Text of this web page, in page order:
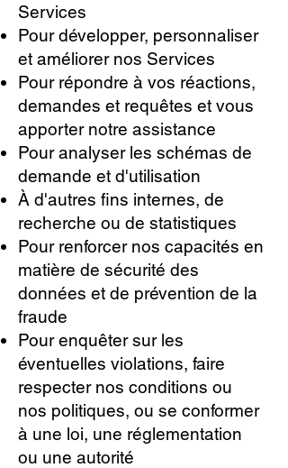
Services
Pour développer, personnaliser
et améliorer nos Services
Pour répondre à vos réactions,
demandes et requêtes et vous
apporter notre assistance
Pour analyser les schémas de
demande et d'utilisation
À d'autres fins internes, de
recherche ou de statistiques
Pour renforcer nos capacités en
matière de sécurité des
données et de prévention de la
fraude
Pour enquêter sur les
éventuelles violations, faire
respecter nos conditions ou
nos politiques, ou se conformer
à une loi, une réglementation
ou une autorité